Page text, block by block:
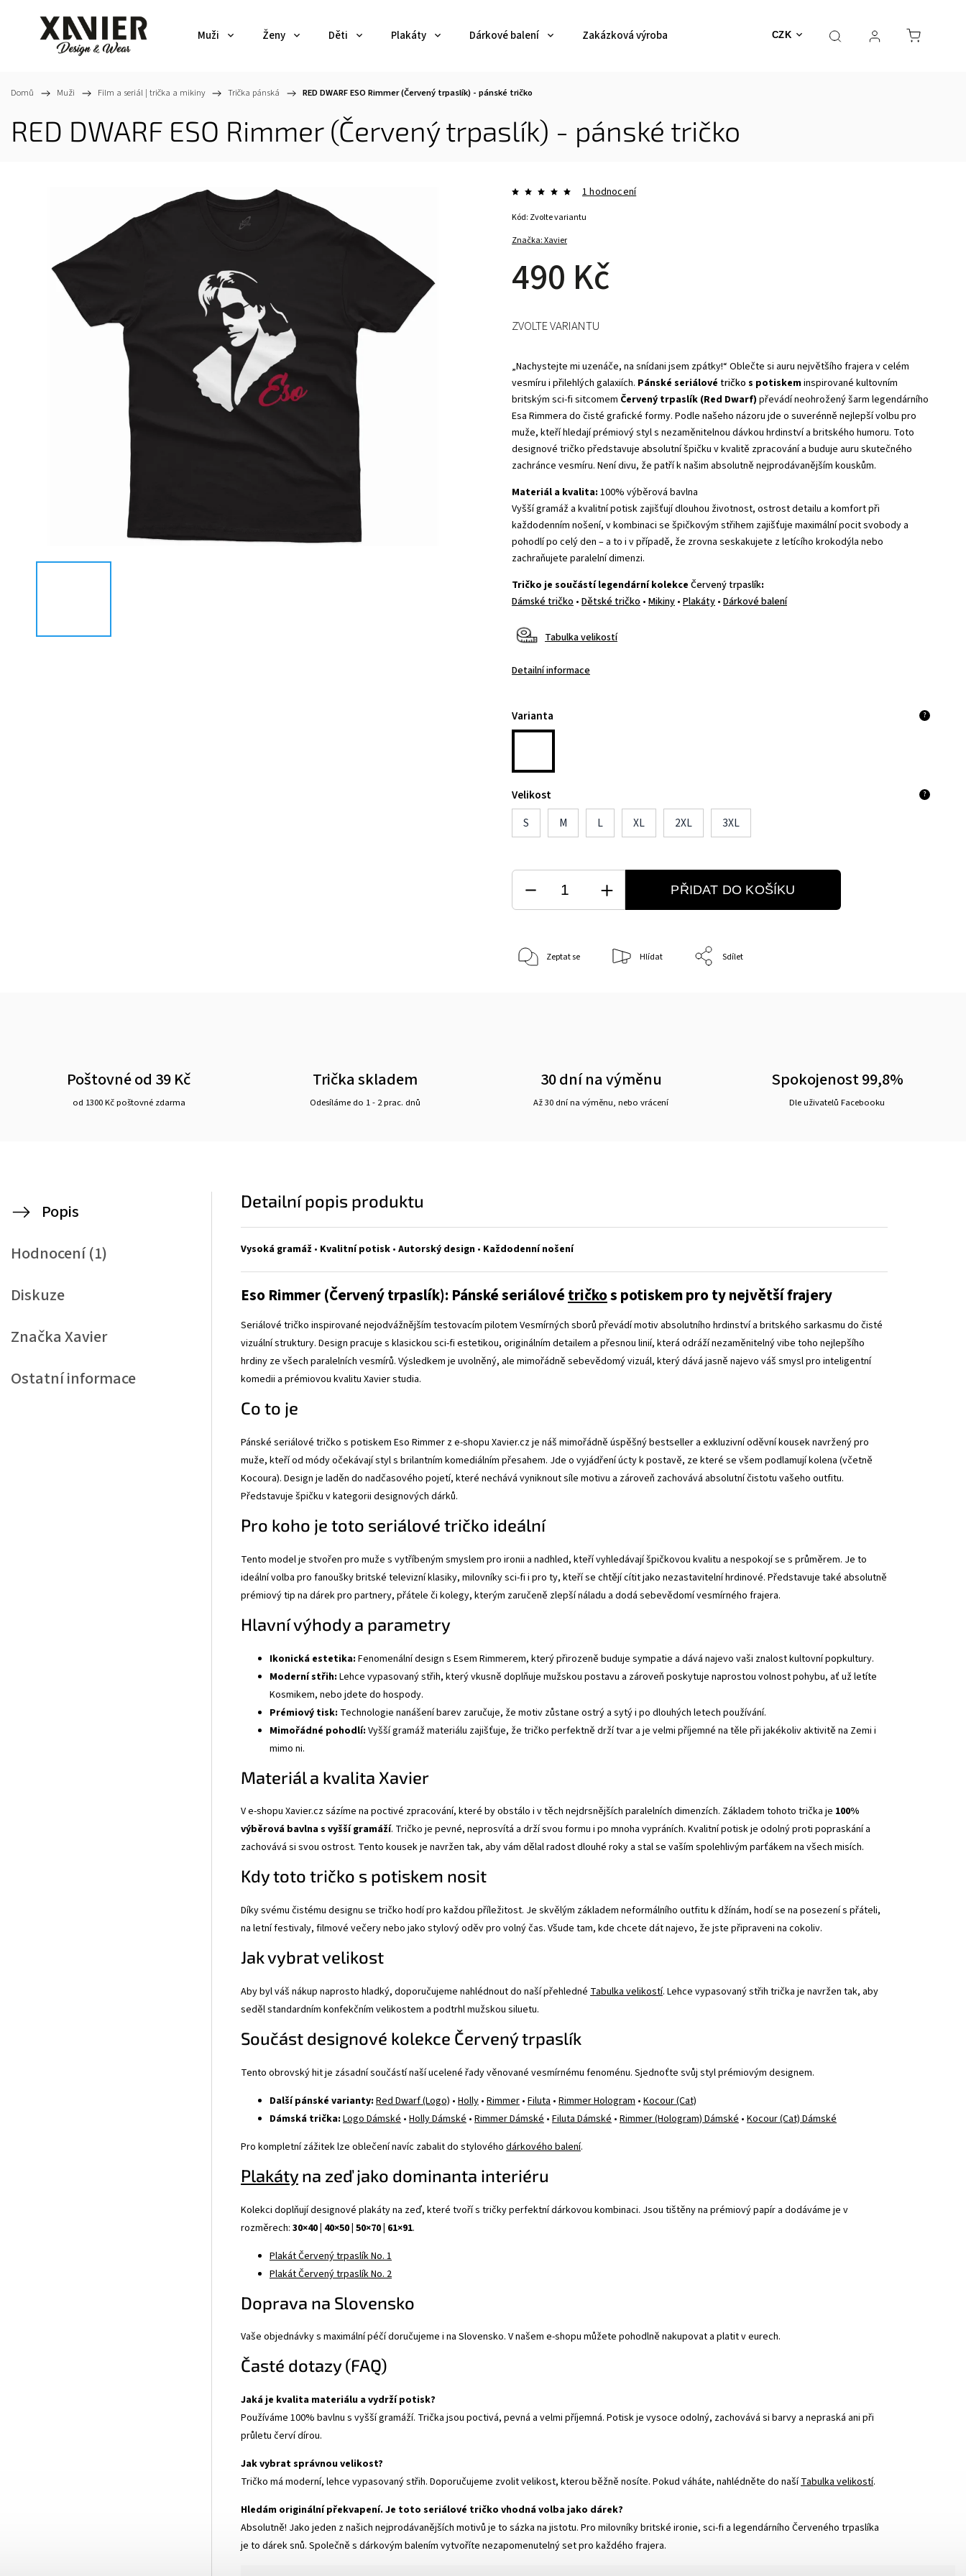
CZK
Muži Ženy Děti Plakáty Dárkové balení Zakázková výroba
Domů / Muži / Film a seriál | trička a mikiny / Trička pánská / RED DWARF ESO Rimmer (Červený trpaslík) - pánské tričko
RED DWARF ESO Rimmer (Červený trpaslík) - pánské tričko
Značka:Xavier
1 hodnocení
490 Kč
Kód: Zvolte variantu
„Nachystejte mi uzenáče, na snídani jsem zpátky!“ Oblečte si auru největšího frajera v celém
vesmíru i přilehlých galaxiích. Pánské seriálové tričko s potiskeminspirované kultovním
britským sci-fi sitcomem Červený trpaslík (Red Dwarf) převádí neohrožený šarm legendárního
Esa Rimmera do čisté grafické formy. Podle našeho názoru jde o suverénně nejlepší volbu pro
muže, kteří hledají prémiový styl s nezaměnitelnou dávkou hrdinství a britského humoru. Toto
designové tričko představuje absolutní špičku v kvalitě zpracování a buduje auru skutečného
zachránce vesmíru. Není divu, že patří k našim absolutně nejprodávanějším kouskům.
Materiál a kvalita: 100% výběrová bavlna
Vyšší gramáž a kvalitní potisk zajišťují dlouhou životnost, ostrost detailu a komfort při
každodenním nošení, v kombinaci se špičkovým střihem zajišťuje maximální pocit svobody a
pohodlí po celý den – a to i v případě, že zrovna seskakujete z letícího krokodýla nebo
zachraňujete paralelní dimenzi.
Tričko je součástí legendární kolekceČervený trpaslík:
Dámské tričko •Dětské tričko •Mikiny •Plakáty •Dárkové balení
Tabulka velikostí
Detailní informace
Varianta ?
Velikost ?
S M L XL 2XL 3XL
ZVOLTE VARIANTU
PŘIDAT DO KOŠÍKU
Zeptat se Hlídat Sdílet
Poštovné od 39 Kč
od 1300 Kč poštovné zdarma
Trička skladem
Odesíláme do 1 - 2 prac. dnů
30 dní na výměnu
Až 30 dní na výměnu, nebo vrácení
Spokojenost 99,8%
Dle uživatelů Facebooku
Popis
Hodnocení (1)
Diskuze
ZnačkaXavier
Ostatní informace
Detailní popis produktu
Vysoká gramáž • Kvalitní potisk • Autorský design • Každodenní nošení
Eso Rimmer (Červený trpaslík): Pánské seriálovétričkos potiskem pro ty největší frajery
Seriálové tričko inspirované nejodvážnějším testovacím pilotem Vesmírných sborů převádí motiv absolutního hrdinství a britského sarkasmu do čisté
vizuální struktury. Design pracuje s klasickou sci-fi estetikou, originálním detailem a přesnou linií, která odráží nezaměnitelný vibe toho nejlepšího
hrdiny ze všech paralelních vesmírů. Výsledkem je uvolněný, ale mimořádně sebevědomý vizuál, který dává jasně najevo váš smysl pro inteligentní
komedii a prémiovou kvalitu Xavier studia.
Co to je
Pánské seriálové tričko s potiskem Eso Rimmer z e-shopu Xavier.cz je náš mimořádně úspěšný bestseller a exkluzivní oděvní kousek navržený pro
muže, kteří od módy očekávají styl s brilantním komediálním přesahem. Jde o vyjádření úcty k postavě, ze které se všem podlamují kolena (včetně
Kocoura). Design je laděn do nadčasového pojetí, které nechává vyniknout síle motivu a zároveň zachovává absolutní čistotu vašeho outfitu.
Představuje špičku v kategorii designových dárků.
Pro koho je toto seriálové tričko ideální
Tento model je stvořen pro muže s vytříbeným smyslem pro ironii a nadhled, kteří vyhledávají špičkovou kvalitu a nespokojí se s průměrem. Je to
ideální volba pro fanoušky britské televizní klasiky, milovníky sci-fi i pro ty, kteří se chtějí cítit jako nezastavitelní hrdinové. Představuje také absolutně
prémiový tip na dárek pro partnery, přátele či kolegy, kterým zaručeně zlepší náladu a dodá sebevědomí vesmírného frajera.
Hlavní výhody a parametry
Ikonická estetika: Fenomenální design s Esem Rimmerem, který přirozeně buduje sympatie a dává najevo vaši znalost kultovní popkultury.
Moderní střih: Lehce vypasovaný střih, který vkusně doplňuje mužskou postavu a zároveň poskytuje naprostou volnost pohybu, ať už letíte
Kosmikem, nebo jdete do hospody.
Prémiový tisk: Technologie nanášení barev zaručuje, že motiv zůstane ostrý a sytý i po dlouhých letech používání.
Mimořádné pohodlí: Vyšší gramáž materiálu zajišťuje, že tričko perfektně drží tvar a je velmi příjemné na těle při jakékoliv aktivitě na Zemi i
mimo ni.
Materiál a kvalita Xavier
V e-shopu Xavier.cz sázíme na poctivé zpracování, které by obstálo i v těch nejdrsnějších paralelních dimenzích. Základem tohoto trička je 100%
výběrová bavlna s vyšší gramáží. Tričko je pevné, neprosvítá a drží svou formu i po mnoha vypráních. Kvalitní potisk je odolný proti popraskání a
zachovává si svou ostrost. Tento kousek je navržen tak, aby vám dělal radost dlouhé roky a stal se vaším spolehlivým parťákem na všech misích.
Kdy toto tričko s potiskem nosit
Díky svému čistému designu se tričko hodí pro každou příležitost. Je skvělým základem neformálního outfitu k džínám, hodí se na posezení s přáteli,
na letní festivaly, filmové večery nebo jako stylový oděv pro volný čas. Všude tam, kde chcete dát najevo, že jste připraveni na cokoliv.
Jak vybrat velikost
Aby byl váš nákup naprosto hladký, doporučujeme nahlédnout do naší přehledné Tabulka velikostí. Lehce vypasovaný střih trička je navržen tak, aby
seděl standardním konfekčním velikostem a podtrhl mužskou siluetu.
Součást designové kolekce Červený trpaslík
Tento obrovský hit je zásadní součástí naší ucelené řady věnované vesmírnému fenoménu. Sjednoťte svůj styl prémiovým designem.
Další pánské varianty: Red Dwarf (Logo) • Holly • Rimmer • Filuta • Rimmer Hologram • Kocour (Cat)
Dámská trička: Logo Dámské • Holly Dámské • Rimmer Dámské • Filuta Dámské • Rimmer (Hologram) Dámské • Kocour (Cat) Dámské
Pro kompletní zážitek lze oblečení navíc zabalit do stylového dárkového balení.
Plakátyna zeď jako dominanta interiéru
Kolekci doplňují designové plakáty na zeď, které tvoří s tričky perfektní dárkovou kombinaci. Jsou tištěny na prémiový papír a dodáváme je v
rozměrech: 30×40 | 40×50 | 50×70 | 61×91.
Plakát Červený trpaslík No. 1
Plakát Červený trpaslík No. 2
Doprava na Slovensko
Vaše objednávky s maximální péčí doručujeme i na Slovensko. V našem e-shopu můžete pohodlně nakupovat a platit v eurech.
Časté dotazy (FAQ)
Jaká je kvalita materiálu a vydrží potisk?
Používáme 100% bavlnu s vyšší gramáží. Trička jsou poctivá, pevná a velmi příjemná. Potisk je vysoce odolný, zachovává si barvy a nepraská ani při
průletu červí dírou.
Jak vybrat správnou velikost?
Tričko má moderní, lehce vypasovaný střih. Doporučujeme zvolit velikost, kterou běžně nosíte. Pokud váháte, nahlédněte do našíTabulka velikostí.
Hledám originální překvapení. Je toto seriálové tričko vhodná volba jako dárek?
Absolutně! Jako jeden z našich nejprodávanějších motivů je to sázka na jistotu. Pro milovníky britské ironie, sci-fi a legendárního Červeného trpaslíka
je to dárek snů. Společně s dárkovým balením vytvoříte nezapomenutelný set pro každého frajera.